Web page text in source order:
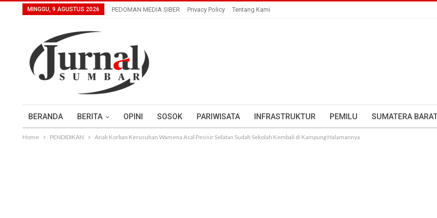
MINGGU, 9 AGUSTUS 2026 PEDOMAN MEDIA SIBER Privacy Policy Tentang Kami
BERANDA BERITA OPINI SOSOK PARIWISATA INFRASTRUKTUR PEMILU SUMATERA
Home PENDIDIKAN Anak Korban Kerusuhan Wamena Asal Pesisir Selatan Sudah Sekolah Kembali di Kampung Halamannya